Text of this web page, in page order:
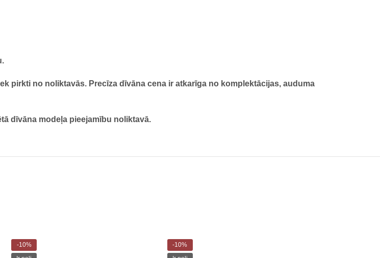
pirkti no noliktavās. Precīza dīvāna cena ir atkarīga no komplektācijas, auduma
dīvāna modeļa pieejamību noliktavā.
-10%
-10%